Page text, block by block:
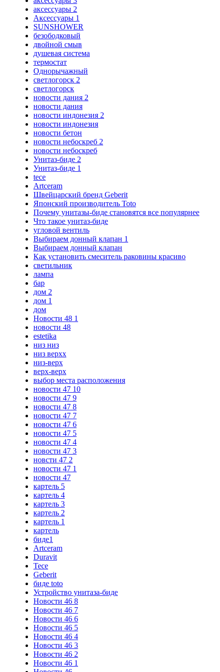
аксессуары 2
Аксессуары 1
SUNSHOWER
безободковый
двойной смыв
душевая система
термостат
Однорычажный
светлогорск 2
светлогорск
новости дания 2
новости дания
новости индонезия 2
новости индонезия
новости бетон
новости небоскреб 2
новости небоскреб
Унитаз-биде 2
Унитаз-биде 1
tece
Artceram
Швейцарский бренд Geberit
Японский производитель Toto
Почему унитазы-биде становятся все популярнее
Что такое унитаз-биде
угловой вентиль
Выбираем донный клапан 1
Выбираем донный клапан
Как установить смеситель раковины красиво
светильник
лампа
бар
дом 2
дом 1
дом
Новости 48 1
новости 48
estetika
низ низ
низ верхх
низ-верх
верх-верх
выбор места расположения
новости 47 10
новости 47 9
новости 47 8
новости 47 7
новости 47 6
новости 47 5
новости 47 4
новости 47 3
новсти 47 2
новости 47 1
новости 47
картель 5
картель 4
картель 3
картель 2
картель 1
картель
биде1
Artceram
Duravit
Tece
Geberit
биде toto
Устройство унитаза-биде
Новости 46 8
Новости 46 7
Новости 46 6
Новости 46 5
Новости 46 4
Новости 46 3
Новости 46 2
Новости 46 1